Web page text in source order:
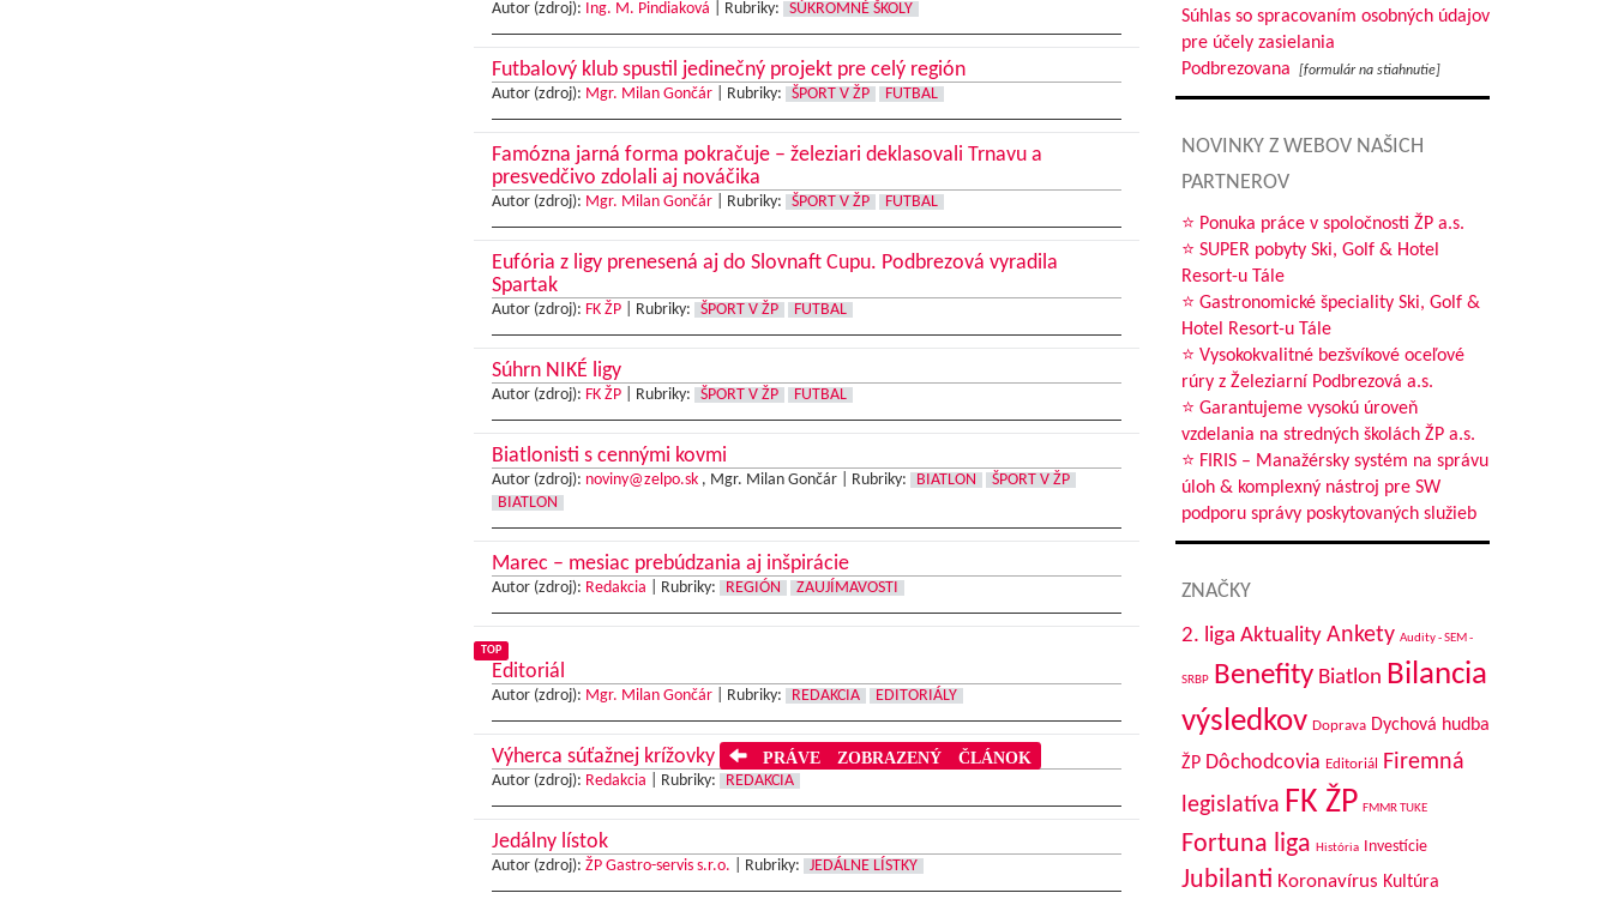
Autor (zdroj): Ing. M. Pindiaková Rubriky: SÚKROMNÉ ŠKOLY
Futbalový klub spustil jedinečný projekt pre celý región
Autor (zdroj): Mgr. Milan Gončár| Rubriky: ŠPORT V ŽP FUTBAL
Famózna jarná forma pokračuje – železiari deklasovali Trnavu a
presvedčivo zdolali aj nováčika
Autor (zdroj): Mgr. Milan Gončár| Rubriky: ŠPORT V ŽP FUTBAL
Eufória z ligy prenesená aj do Slovnaft Cupu. Podbrezová vyradila
Spartak
Autor (zdroj): FK ŽP| Rubriky: ŠPORT V ŽP FUTBAL
Súhrn NIKÉ ligy
Autor (zdroj): FK ŽP| Rubriky: ŠPORT V ŽP FUTBAL
Biatlonisti s cennými kovmi
Autor (zdroj): noviny@zelpo.sk, Mgr. Milan Gončár | Rubriky: BIATLON
ŠPORT V ŽP
BIATLON
Marec – mesiac prebúdzania aj inšpirácie
Autor (zdroj): Redakcia Rubriky: REGIÓN ZAUJÍMAVOSTI
TOP
Editoriál
Autor (zdroj): Mgr. Milan Gončár| Rubriky: REDAKCIA EDITORIÁLY
Výherca súťažnej krížovky PRÁVE ZOBRAZENÝ ČLÁNOK
Autor (zdroj): Redakcia Rubriky: REDAKCIA
Jedálny lístok
Autor (zdroj): ŽP Gastro-servis s.r.o. Rubriky: JEDÁLNE LÍSTKY
Súhlas so spracovaním osobných údajov
pre účely zasielania
Podbrezovana
[formulár na stiahnutie]
NOVINKY Z WEBOV NAŠICH
PARTNEROV
⭐ Ponuka práce v spoločnosti ŽP a.s.
⭐ SUPER pobyty Ski, Golf & Hotel
Resort-u Tále
⭐ Gastronomické špeciality Ski, Golf &
Hotel Resort-u Tále
⭐ Vysokokvalitné bezšvíkové oceľové
rúry z Železiarní Podbrezová a.s.
⭐ Garantujeme vysokú úroveň
vzdelania na stredných školách ŽP a.s.
⭐ FIRIS – Manažérsky systém na správu
úloh & komplexný nástroj pre SW
podporu správy poskytovaných služieb
ZNAČKY
2. liga Aktuality Ankety Audity - SEM -
SRBP Benefity Biatlon Bilancia
výsledkov Doprava Dychová hudba
ŽP Dôchodcovia Editoriál
Firemná
legislatíva FK ŽP FMMR TUKE
Fortuna liga História Investície
Jubilanti Koronavírus Kultúra